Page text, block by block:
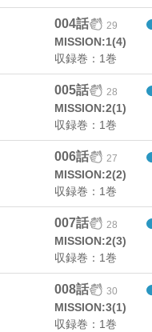
004話 29
MISSION:1(4)
収録巻：1巻
005話 28
MISSION:2(1)
収録巻：1巻
006話 27
MISSION:2(2)
収録巻：1巻
007話 28
MISSION:2(3)
収録巻：1巻
008話 30
MISSION:3(1)
収録巻：1巻